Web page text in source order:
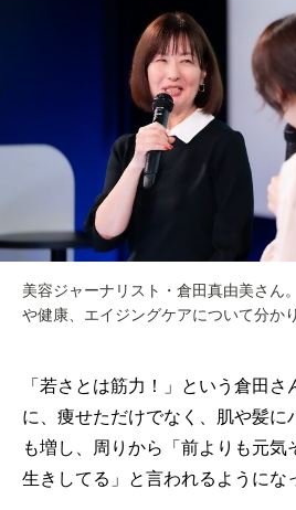
美容ジャーナリスト・倉田真由美さん
や健康、エイジングケアについて分か
「若さとは筋力！」という倉田
に、痩せただけでなく、肌や髪に
も増し、周りから「前よりも元気
生きしてる」と言われるようにな